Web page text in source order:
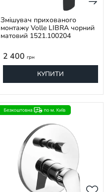
Змішувач прихованого
монтажу Volle LIBRA чорний
матовий 1521.100204
2 400 грн
КУПИТИ